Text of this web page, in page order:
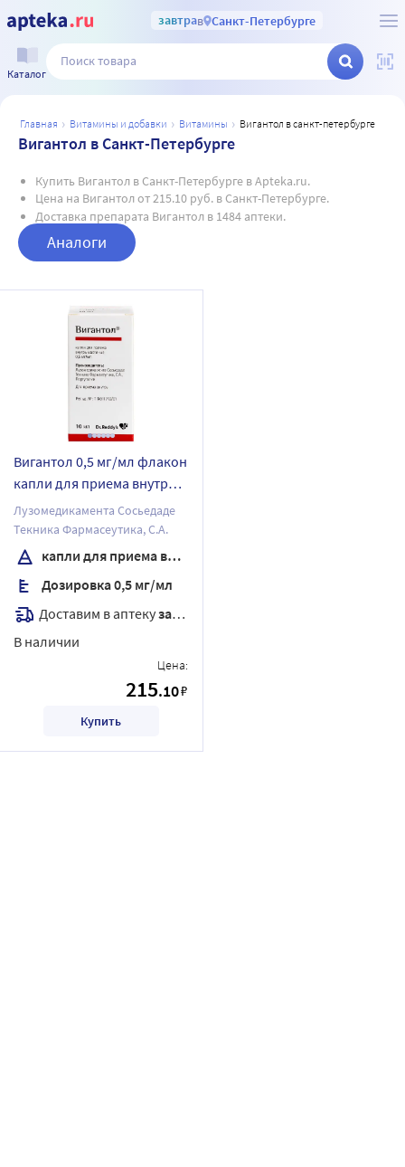
завтрав Санкт-Петербурге
Каталог
главная витамины и добавки витамины вигантол в санкт-петербурге
Вигантол в Санкт-Петербурге
Купить Вигантол в Санкт-Петербурге в Apteka.ru.
Цена на Вигантол от 215.10 руб. в Санкт-Петербурге.
Доставка препарата Вигантол в 1484 аптеки.
Аналоги
Вигантол 0,5 мг/мл флакон
капли для приема внутрь
масляные 10 мл
Лузомедикамента Сосьедаде
Текника Фармасеутика, С.А.
капли для приема внутрь
Дозировка 0,5 мг/мл
Доставим в аптекузавтра
В наличии
Цена:
215.10₽
Купить